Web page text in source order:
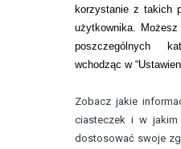
korzystanie z takich
użytkownika.
poszczególnych
wchodząc w
Zobacz jakie
ciasteczek i w
dostosować swoje
telefon:
22 113 44 42
telefon:
732 08 08 72